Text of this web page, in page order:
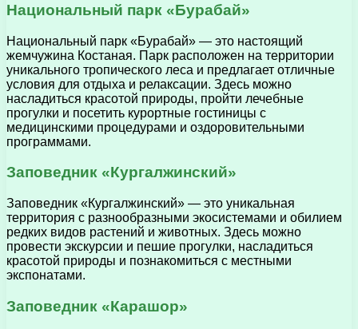
Национальный парк «Бурабай»
Национальный парк «Бурабай» — это настоящий
жемчужина Костаная. Парк расположен на территории
уникального тропического леса и предлагает отличные
условия для отдыха и релаксации. Здесь можно
насладиться красотой природы, пройти лечебные
прогулки и посетить курортные гостиницы с
медицинскими процедурами и оздоровительными
программами.
Заповедник «Кургалжинский»
Заповедник «Кургалжинский» — это уникальная
территория с разнообразными экосистемами и обилием
редких видов растений и животных. Здесь можно
провести экскурсии и пешие прогулки, насладиться
красотой природы и познакомиться с местными
экспонатами.
Заповедник «Карашор»